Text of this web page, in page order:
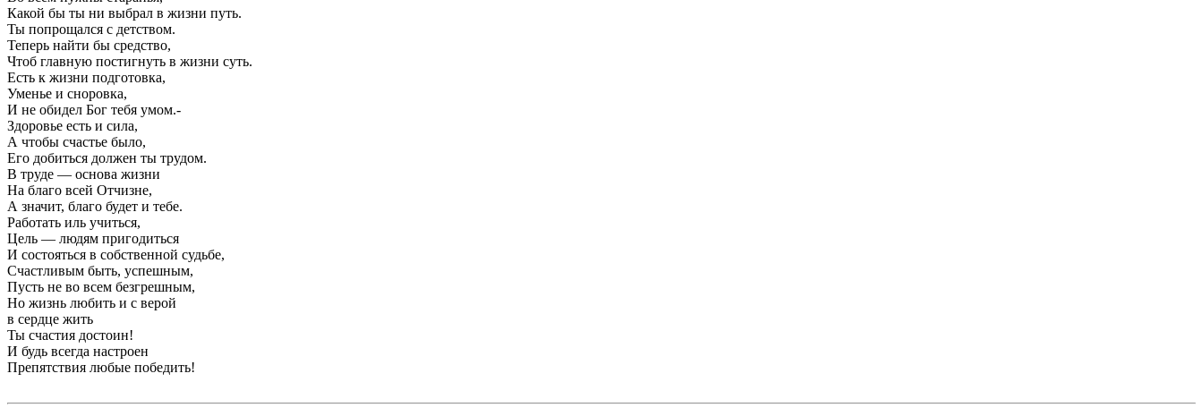
Какой бы ты ни выбрал в жизни путь.
Ты попрощался с детством.
Теперь найти бы средство,
Чтоб главную постигнуть в жизни суть.
Есть к жизни подготовка,
Уменье и сноровка,
И не обидел Бог тебя умом.-
Здоровье есть и сила,
А чтобы счастье было,
Его добиться должен ты трудом.
В труде — основа жизни
На благо всей Отчизне,
А значит, благо будет и тебе.
Работать иль учиться,
Цель — людям пригодиться
И состояться в собственной судьбе,
Счастливым быть, успешным,
Пусть не во всем безгрешным,
Но жизнь любить и с верой
в сердце жить
Ты счастия достоин!
И будь всегда настроен
Препятствия любые победить!